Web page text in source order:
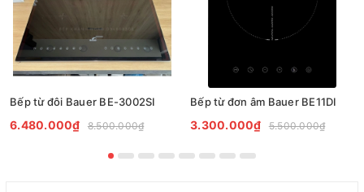
Bếp từ đôi Bauer BE-3002SI
6.480.000₫ 8.500.000₫
Bếp từ đơn âm Bauer BE11DI
3.300.000₫ 5.500.000₫